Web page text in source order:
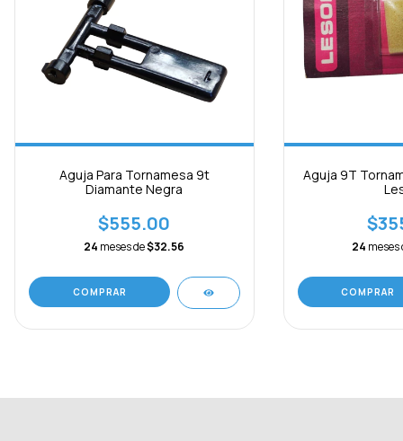
Aguja Para Tornamesa 9t
Diamante Negra
$555.00
24 meses de$32.56
COMPRAR
Aguja 9T
24 meses
COMPRAR